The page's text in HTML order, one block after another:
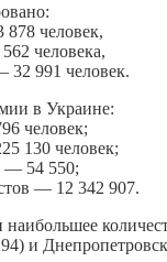
человек,
человека,
32 991 человек.
в Украине:
человек;
130 человек;
— 54 550;
— 12 342 907.
наибольшее
и